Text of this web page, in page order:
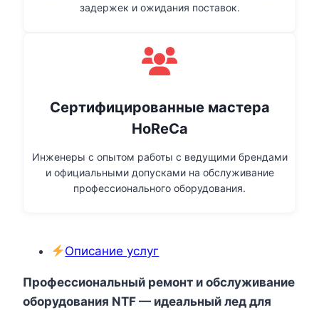
задержек и ожидания поставок.
Сертифицированные мастера
HoReCa
Инженеры с опытом работы с ведущими брендами
и официальными допусками на обслуживание
профессионального оборудования.
Описание услуг
Профессиональный ремонт и обслуживание
оборудования NTF — идеальный лед для